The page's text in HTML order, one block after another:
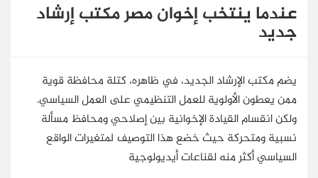
عندما ينتخب إخوان مصر مكتب إرشاد
جديد
يضم مكتب الإرشاد الجديد، في ظاهره، كتلة محافظة قوية
ممن يعطون الأولوية للعمل التنظيمي على العمل السياسي.
ولكن انقسام القيادة الإخوانية بين إصلاحي ومحافظ مسألة
نسبية ومتحركة حيث خضع هذا التوصيف لمتغيرات الواقع
السياسي أكثر منه لقناعات أيديولوجية